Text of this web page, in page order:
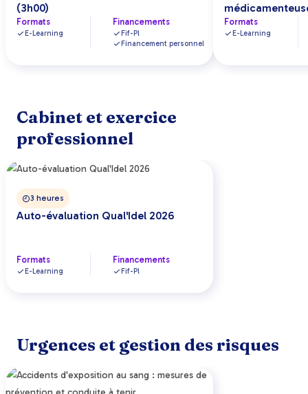
(3h00)
Formats
E-Learning
Financements
Fif-Pl
Financement personnel
Formats
E-Learning
Cabinet et exercice
professionnel
3 heures
Auto-évaluation Qual'Idel 2026
Formats
E-Learning
Financements
Fif-Pl
Urgences et gestion des risques